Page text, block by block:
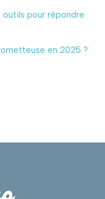
pour répondre
en 2025 ?